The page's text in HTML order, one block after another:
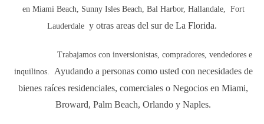
volviéndose más frecuentes y severos, incrementando la
vulnerabilidad de las edificaciones.
Algunos de los principales riesgos incluyen:
Inundaciones:
Las inundaciones costeras pueden
dañar gravemente las propiedades y la
infraestructura, haciendo que la construcción en
en Miami Beach, Sunny Isles Beach, Bal Harbor, Hallandale, Fort
Lauderdale y otras areas del sur de La Florida.
Trabajamos con inversionistas, compradores, vendedores e
inquilinos. Ayudando a personas como usted con necesidades de
bienes raíces residenciales, comerciales o Negocios en Miami,
Broward, Palm Beach, Orlando y Naples.